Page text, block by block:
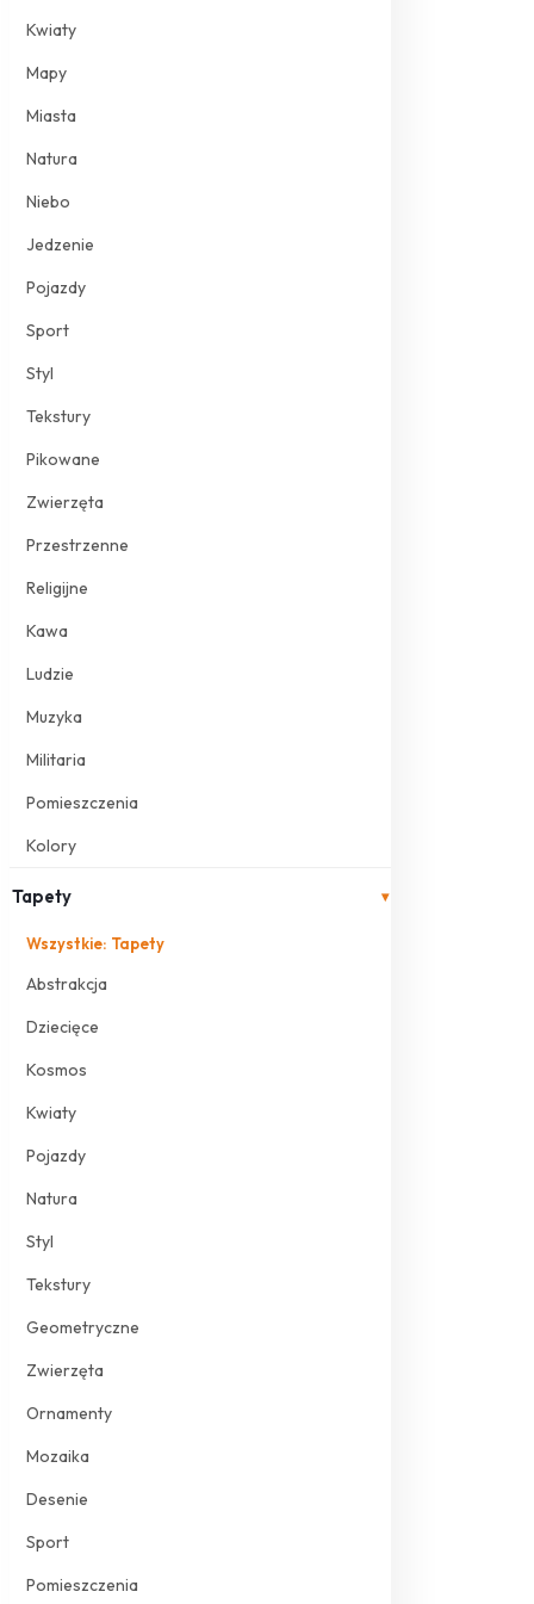
Kwiaty
Mapy
Miasta
Natura
Niebo
Jedzenie
Pojazdy
Sport
Styl
Tekstury
Pikowane
Zwierzęta
Przestrzenne
Religijne
Kawa
Ludzie
Muzyka
Militaria
Pomieszczenia
Kolory
Tapety ▾
Wszystkie: Tapety
Abstrakcja
Dziecięce
Kosmos
Kwiaty
Pojazdy
Natura
Styl
Tekstury
Geometryczne
Zwierzęta
Ornamenty
Mozaika
Desenie
Sport
Pomieszczenia